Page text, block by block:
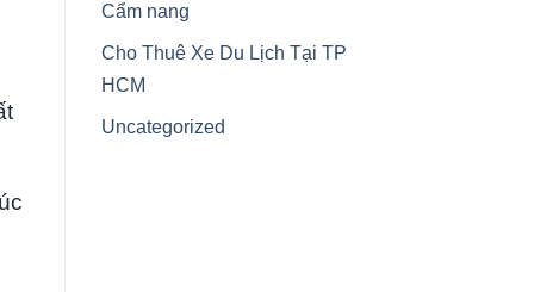
Cẩm nang
Cho Thuê Xe Du Lịch Tại TP
HCM
Uncategorized